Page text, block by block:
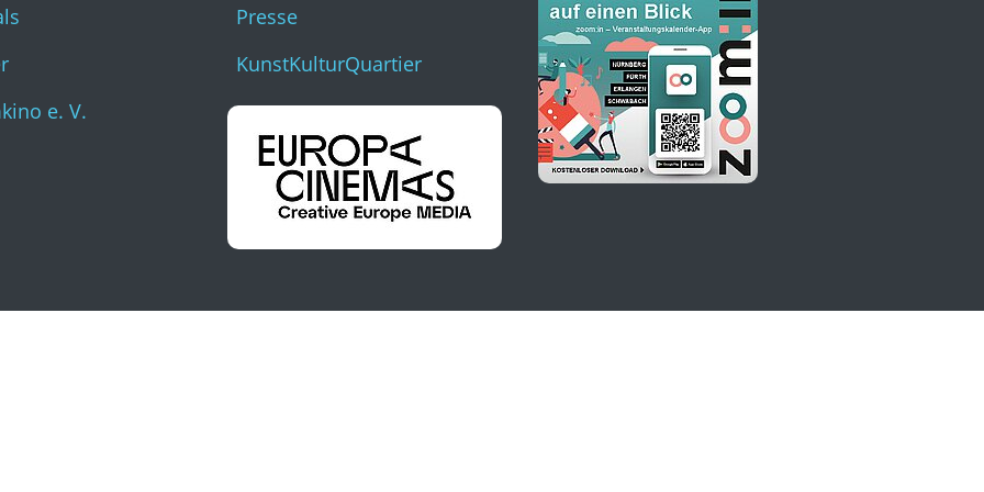
e. V.
Presse
KunstKulturQuartier